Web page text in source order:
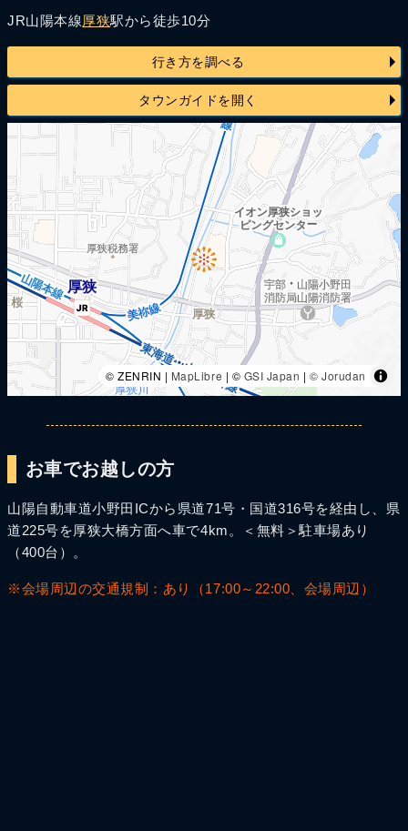
JR山陽本線厚狭駅から徒歩10分
行き方を調べる
タウンガイドを開く
© ZENRIN | MapLibre | © GSI Japan |© Jorudan
お車でお越しの方
山陽自動車道小野田ICから県道71号・国道316号を経由し、県
道225号を厚狭大橋方面へ車で4km。＜無料＞駐車場あり
（400台）。
※会場周辺の交通規制：あり（17:00～22:00、会場周辺）